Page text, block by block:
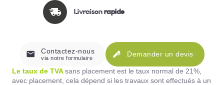
Livraisonrapide
Contactez-nous
via notre formulaire Demander un devis
Le taux de TVAsans placement est le taux normal de 21%,
avec placement, cela dépend si les travaux sont effectués à un